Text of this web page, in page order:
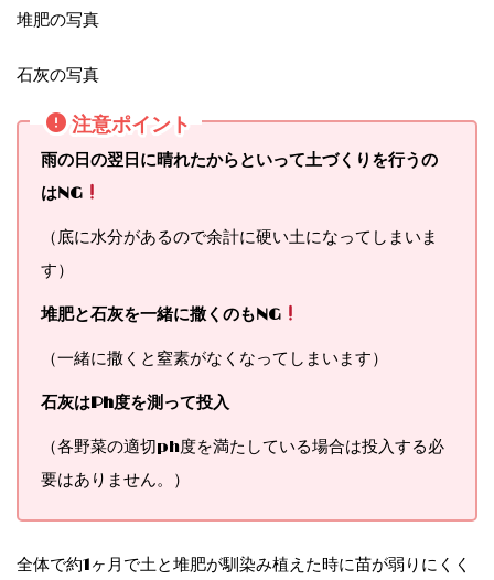
堆肥の写真
石灰の写真
注意ポイント
雨の日の翌日に晴れたからといって土づくりを行うの
はNG
（底に水分があるので余計に硬い土になってしまいま
す）
堆肥と石灰を一緒に撒くのもNG
（一緒に撒くと窒素がなくなってしまいます）
石灰はPh度を測って投入
（各野菜の適切ph度を満たしている場合は投入する必
要はありません。）
全体で約1ヶ月で土と堆肥が馴染み植えた時に苗が弱りにくく